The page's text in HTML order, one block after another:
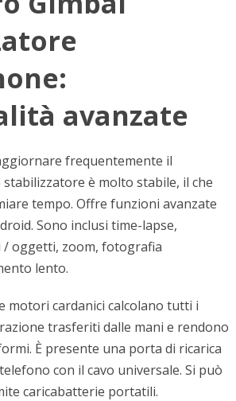
avanzate
frequentemente il
è molto stabile, il che
tempo. Offre funzioni avanzate
Sono inclusi time-lapse,
/ oggetti, zoom, fotografia
lento.
motori cardanici calcolano tutti i
trasferiti dalle mani e rendono
È presente una porta di ricarica
con il cavo universale. Si può
caricabatterie portatili.